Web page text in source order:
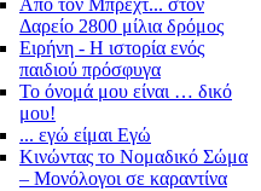
Από τον Μπρεχτ... στον
Δαρείο 2800 μίλια δρόμος
Ειρήνη - Η ιστορία ενός
παιδιού πρόσφυγα
Το όνομά μου είναι … δικό
μου!
... εγώ είμαι Εγώ
Κινώντας το Νομαδικό Σώμα
– Μονόλογοι σε καραντίνα